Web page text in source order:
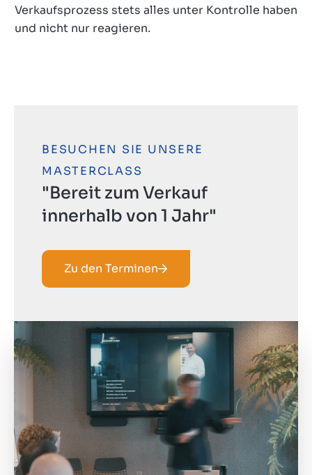
Verkaufsprozess stets alles unter Kontrolle haben
und nicht nur reagieren.
BESUCHEN SIE UNSERE
MASTERCLASS
"Bereit zum Verkauf
innerhalb von 1 Jahr"
Zu den Terminen